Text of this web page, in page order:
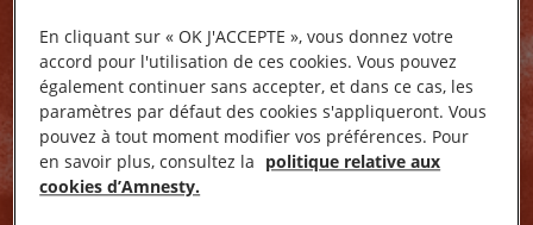
En cliquant sur « OK J'ACCEPTE », vous donnez votre
accord pour l'utilisation de ces cookies. Vous pouvez
également continuer sans accepter, et dans ce cas, les
paramètres par défaut des cookies s'appliqueront. Vous
pouvez à tout moment modifier vos préférences. Pour
en savoir plus, consultez la politique relative aux
cookies d’Amnesty.